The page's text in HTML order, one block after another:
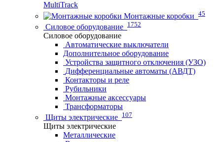
MultiTrack
Монтажные коробки 45
Силовое оборудование 1752
Силовое оборудование
Автоматические выключатели
Дополнительное оборудование
Устройства защитного отключения (УЗО)
Дифференциальные автоматы (АВДТ)
Контакторы и реле
Рубильники
Монтажные аксессуары
Трансформаторы
Щиты электрические 107
Щиты электрические
Металлические